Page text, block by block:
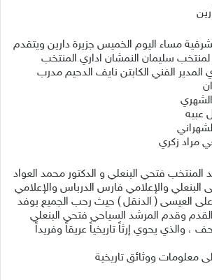
مساء اليوم الخميس جزيرة دارين ويتقدم
لمنتخب سليمان النمشان اداري المنتخب
المدير الفني الكابتن نايف الدحيم مدرب
عبيه
مراد زكري
فتحي البنعلي و الدكتور محمد العواد
البنعلي والإعلامي فارس الدرباس والإعلامي
العيسى ( الدنقل ) حيث رحب الجميع بوفد
وقدم المرشد السياحي فتحي البنعلي
والذي يحوي إرثاً تاريخياً عريقاً وفريداً
معلومات ووثائق تاريخية